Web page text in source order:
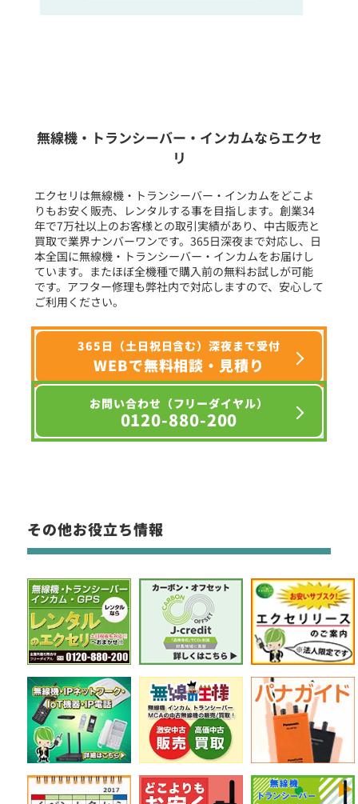
フリーワード入力(製品名等)
選択条件をリセット
無線機・トランシーバー・インカムならエクセ
リ
エクセリは無線機・トランシーバー・インカムをどこよ
りもお安く販売、レンタルする事を目指します。創業34
年で7万社以上のお客様との取引実績があり、中古販売と
買取で業界ナンバーワンです。365日深夜まで対応し、日
本全国に無線機・トランシーバー・インカムをお届けし
ています。またほぼ全機種で購入前の無料お試しが可能
です。アフター修理も弊社内で対応しますので、安心して
ご利用ください。
365日（土日祝日含む）深夜まで受付
WEBで無料相談・見積り
お問い合わせ（フリーダイヤル）
0120-880-200
その他お役立ち情報